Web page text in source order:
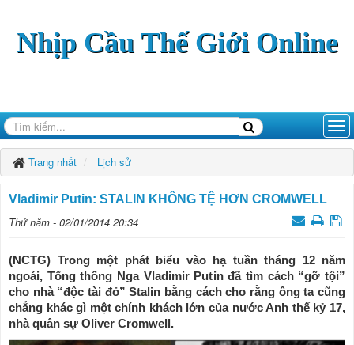
Nhịp Cầu Thế Giới Online
Trang nhất Lịch sử
Vladimir Putin: STALIN KHÔNG TỆ HƠN CROMWELL
Thứ năm - 02/01/2014 20:34
(NCTG) Trong một phát biểu vào hạ tuần tháng 12 năm
ngoái, Tổng thống Nga Vladimir Putin đã tìm cách “gỡ tội”
cho nhà “độc tài đỏ” Stalin bằng cách cho rằng ông ta cũng
chẳng khác gì một chính khách lớn của nước Anh thế kỷ 17,
nhà quân sự Oliver Cromwell.